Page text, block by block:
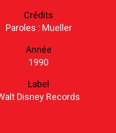
Crédits
Paroles : Mueller
Année
1990
Label
Disney Records